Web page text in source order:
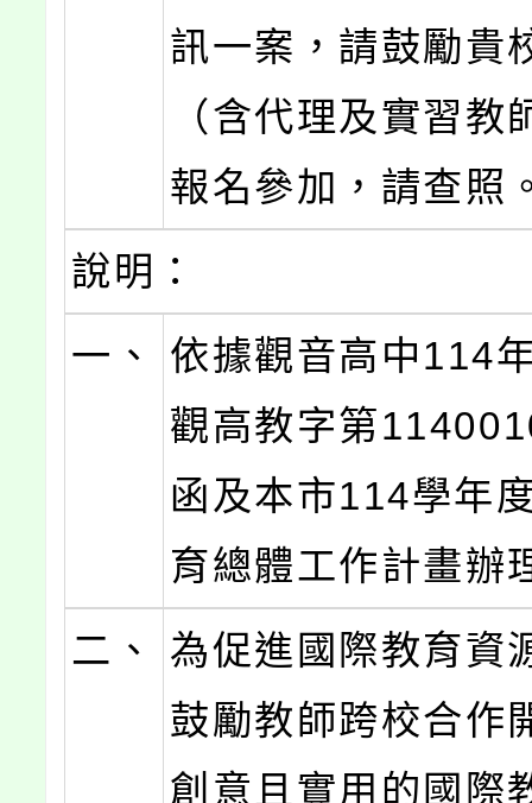
訊一案，請鼓勵貴
（含代理及實習教
報名參加，請查照
說明：
一、
依據觀音高中114
觀高教字第
函及本市114學年
育總體工作計畫辦
二、
為促進國際教育資
鼓勵教師跨校合作
創意且實用的國際